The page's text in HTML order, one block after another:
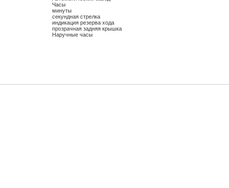
Часы
минуты
секундная стрелка
индикация резерва хода
прозрачная задняя крышка
Наручные часы